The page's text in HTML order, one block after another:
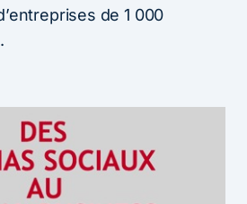
de 1 000